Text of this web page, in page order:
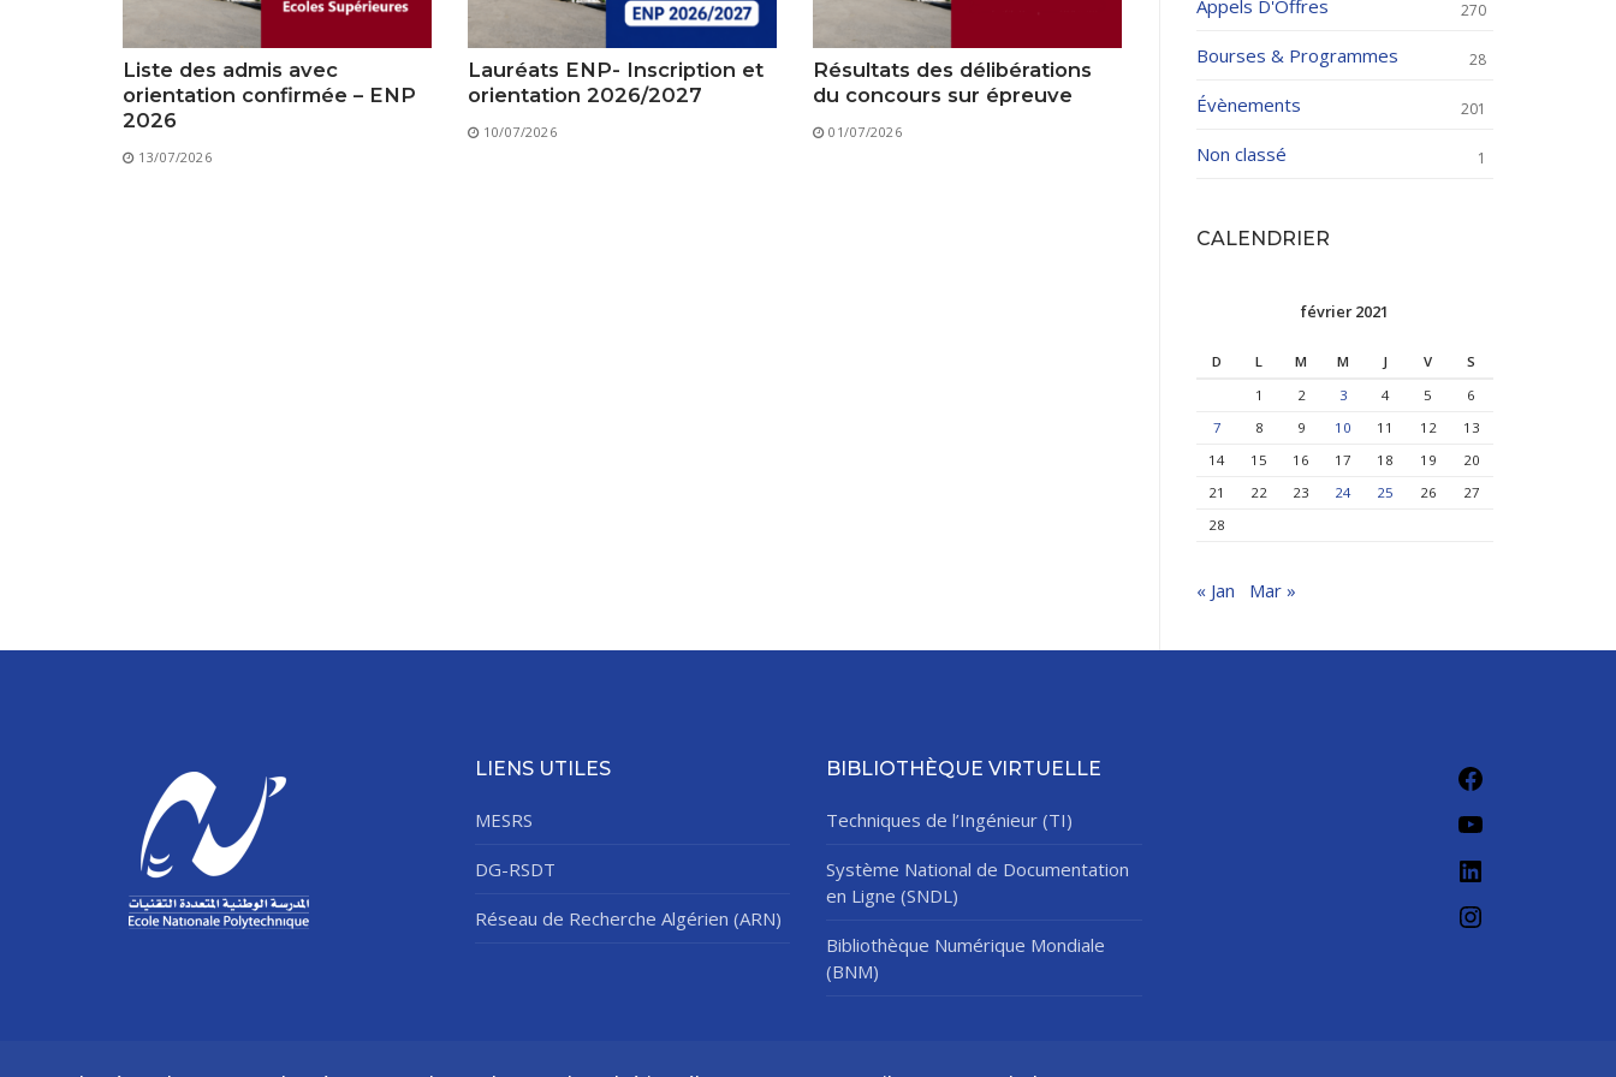
Classes Préparatoires
Programmes Pédagogiques
Formations assurées
Stages
Liste des admis avec
orientation confirmée – ENP
2026
13/07/2026
Lauréats ENP- Inscription et
orientation 2026/2027
10/07/2026
Résultats des délibérations
du concours sur épreuve
01/07/2026
Appels D'Offres 270
Bourses & Programmes 28
Évènements 201
Non classé 1
CALENDRIER
février 2021
D L M M J V
S
1
2 3 4 5
6
7
8 9 10 11 12
13
14
15 16 17 18 19
20
21
22 23 24 25 26
27
28
« Jan Mar »
LIENS UTILES
MESRS
DG-RSDT
Réseau de Recherche Algérien (ARN)
BIBLIOTHÈQUE VIRTUELLE
Techniques de l’Ingénieur (TI)
Système National de Documentation
en Ligne (SNDL)
Bibliothèque Numérique Mondiale
(BNM)
Facebook
YouTube
LinkedIn
Instagram